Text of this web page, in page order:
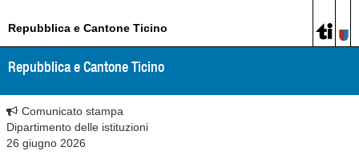
Repubblica e Cantone Ticino
Repubblica e Cantone Ticino
Comunicato stampa
Dipartimento delle istituzioni
26 giugno 2026